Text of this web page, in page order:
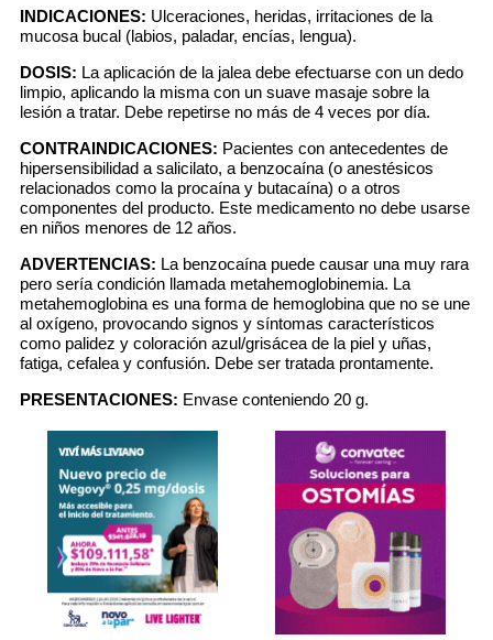
INDICACIONES: Ulceraciones, heridas, irritaciones de la
mucosa bucal (labios, paladar, encías, lengua).
DOSIS: La aplicación de la jalea debe efectuarse con un dedo
limpio, aplicando la misma con un suave masaje sobre la
lesión a tratar. Debe repetirse no más de 4 veces por día.
CONTRAINDICACIONES: Pacientes con antecedentes de
hipersensibilidad a salicilato, a benzocaína (o anestésicos
relacionados como la procaína y butacaína) o a otros
componentes del producto. Este medicamento no debe usarse
en niños menores de 12 años.
ADVERTENCIAS: La benzocaína puede causar una muy rara
pero sería condición llamada metahemoglobinemia. La
metahemoglobina es una forma de hemoglobina que no se une
al oxígeno, provocando signos y síntomas característicos
como palidez y coloración azul/grisácea de la piel y uñas,
fatiga, cefalea y confusión. Debe ser tratada prontamente.
PRESENTACIONES: Envase conteniendo 20 g.